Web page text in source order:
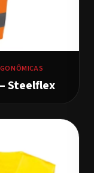
Steelflex